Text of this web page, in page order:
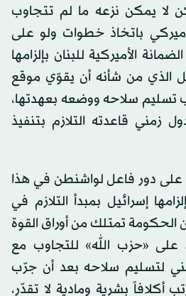
لا يمكن نزعه ما لم تتجاوب
باتخاذ خطوات ولو على
الأميركية للبنان بإلزامها
الذي من شأنه أن يقوّي موقع
تسليم سلاحه ووضعه بعهدتها،
زمني قاعدته التلازم بتنفيذ
على دور فاعل لواشنطن في هذا
إسرائيل بمبدأ التلازم في
تمتلك من أوراق القوة
«حزب الله» للتجاوب مع
لتسليم سلاحه بعد أن جرّب
أكلافاً بشرية ومادية لا تقدّر،